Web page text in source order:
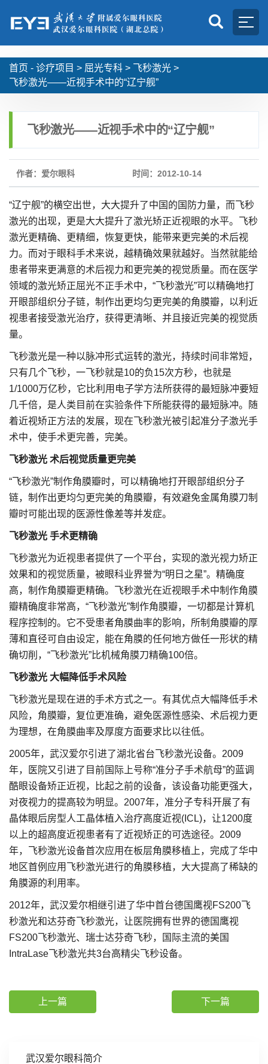
首页 - 诊疗项目 > 屈光专科 > 飞秒激光 >
飞秒激光——近视手术中的“辽宁舰”
武汉爱尔眼科简介
飞秒激光——近视手术中的“辽宁舰”
作者：爱尔眼科 时间：2012-10-14
“辽宁舰”的横空出世，大大提升了中国的国防力量，而飞秒
激光的出现，更是大大提升了激光矫正近视眼的水平。飞秒
激光更精确、更精细，恢复更快，能带来更完美的术后视
力。而对于眼科手术来说，越精确效果就越好。当然就能给
患者带来更满意的术后视力和更完美的视觉质量。而在医学
领域的激光矫正屈光不正手术中，“飞秒激光”可以精确地打
开眼部组织分子链，制作出更均匀更完美的角膜瓣，以利近
视患者接受激光治疗，获得更清晰、并且接近完美的视觉质
量。
飞秒激光是一种以脉冲形式运转的激光，持续时间非常短，
只有几个飞秒，一飞秒就是10的负15次方秒，也就是
1/1000万亿秒，它比利用电子学方法所获得的最短脉冲要短
几千倍，是人类目前在实验条件下所能获得的最短脉冲。随
着近视矫正方法的发展，现在飞秒激光被引起准分子激光手
术中，使手术更完善，完美。
飞秒激光 术后视觉质量更完美
“飞秒激光”制作角膜瓣时，可以精确地打开眼部组织分子
链，制作出更均匀更完美的角膜瓣，有效避免金属角膜刀制
瓣时可能出现的医源性像差等并发症。
飞秒激光 手术更精确
飞秒激光为近视患者提供了一个平台，实现的激光视力矫正
效果和的视觉质量，被眼科业界誉为“明日之星”。精确度
高，制作角膜瓣更精确。飞秒激光在近视眼手术中制作角膜
瓣精确度非常高，“飞秒激光”制作角膜瓣，一切都是计算机
程序控制的。它不受患者角膜曲率的影响，所制角膜瓣的厚
薄和直径可自由设定，能在角膜的任何地方做任一形状的精
确切削，“飞秒激光”比机械角膜刀精确100倍。
飞秒激光 大幅降低手术风险
飞秒激光是现在进的手术方式之一。有其优点大幅降低手术
风险，角膜瓣，复位更准确，避免医源性感染、术后视力更
为理想，在角膜曲率及厚度方面要求比以往低。
2005年，武汉爱尔引进了湖北省台飞秒激光设备。2009
年，医院又引进了目前国际上号称“准分子手术航母”的蓝调
酷眼设备矫正近视，比起之前的设备，该设备功能更强大，
对夜视力的提高较为明显。2007年，准分子专科开展了有
晶体眼后房型人工晶体植入治疗高度近视(ICL)，让1200度
以上的超高度近视患者有了近视矫正的可选途径。2009
年，飞秒激光设备首次应用在板层角膜移植上，完成了华中
地区首例应用飞秒激光进行的角膜移植，大大提高了稀缺的
角膜源的利用率。
2012年，武汉爱尔相继引进了华中首台德国鹰视FS200飞
秒激光和达芬奇飞秒激光，让医院拥有世界的德国鹰视
FS200飞秒激光、瑞士达芬奇飞秒，国际主流的美国
IntraLase飞秒激光共3台高精尖飞秒设备。
上一篇 下一篇